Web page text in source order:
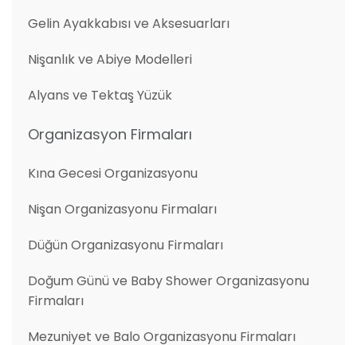
Gelin Ayakkabısı ve Aksesuarları
Nişanlık ve Abiye Modelleri
Alyans ve Tektaş Yüzük
Organizasyon Firmaları
Kına Gecesi Organizasyonu
Nişan Organizasyonu Firmaları
Düğün Organizasyonu Firmaları
Doğum Günü ve Baby Shower Organizasyonu
Firmaları
Mezuniyet ve Balo Organizasyonu Firmaları